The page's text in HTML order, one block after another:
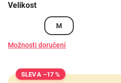
Velikost
M
Možnosti doručení
–17 %